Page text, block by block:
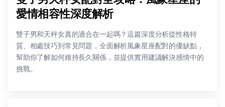
愛情相容性深度解析
雙子男和天秤女真的適合在一起嗎？這篇深度分析從性格特
質、相處技巧到常見問題，全面解析風象星座配對的優缺點，
幫助你了解如何維持長久關係，並提供實用建議解決感情中的
挑戰。